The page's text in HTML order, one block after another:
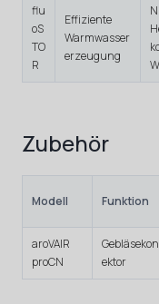
flu
oS
TO
R
Effiziente
Warmwasser
erzeugung
Zubehör
Modell Funktion
aroVAIR
proCN
ektor